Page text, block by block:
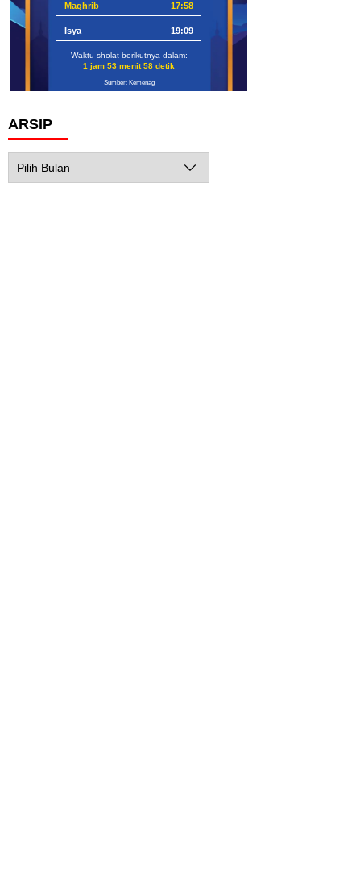
Maghrib 17:58
Isya 19:09
Waktu sholat berikutnya dalam:
1 jam 53 menit 57 detik
Sumber: Kemenag
ARSIP